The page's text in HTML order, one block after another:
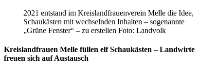
2021 entstand im Kreislandfrauenverein Melle die Idee,
Schaukästen mit wechselnden Inhalten – sogenannte
„Grüne Fenster“ – zu erstellen Foto: Landvolk
Kreislandfrauen Melle füllen elf Schaukästen – Landwirte
freuen sich auf Austausch